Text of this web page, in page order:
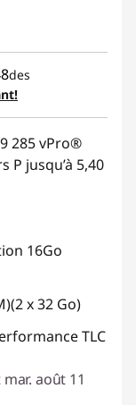
des
285 vPro®
P jusqu’à 5,40
16Go
x 32 Go)
TLC
août 11